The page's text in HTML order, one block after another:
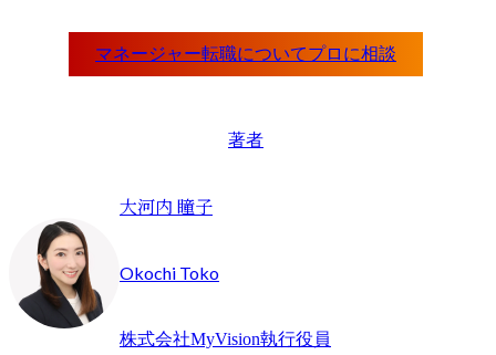
著者
大河内 瞳子
Okochi Toko
株式会社MyVision執行役員